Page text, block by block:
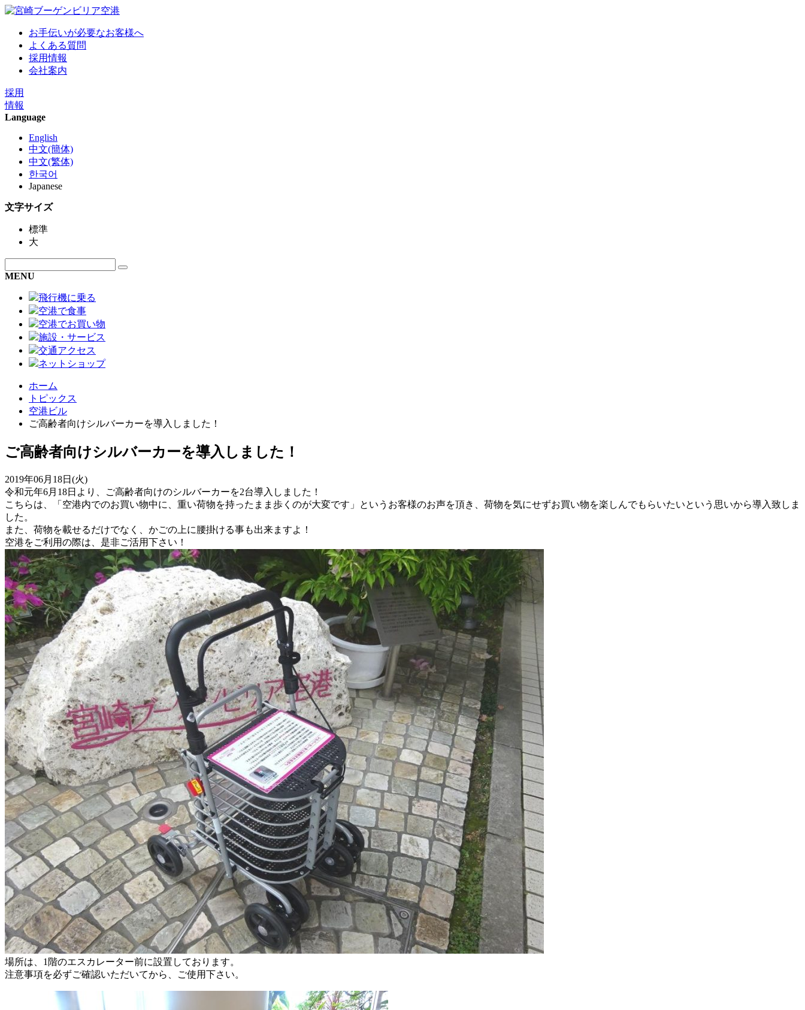
お手伝いが必要なお客様へ
よくある質問
採用情報
会社案内
採用
情報
Language
English
中文(簡体)
中文(繁体)
한국어
Japanese
文字サイズ
標準
大
MENU
飛行機に乗る
空港で食事
空港でお買い物
施設・サービス
交通アクセス
ネットショップ
ホーム
トピックス
空港ビル
ご高齢者向けシルバーカーを導入しました！
ご高齢者向けシルバーカーを導入しました！
2019年06月18日(火)
令和元年6月18日より、ご高齢者向けのシルバーカーを2台導入しました！
こちらは、「空港内でのお買い物中に、重い荷物を持ったまま歩くのが大変です」というお客様のお声を頂き、荷物を気にせずお買い物を楽しんでもらいたいという思いから導入致しま
した。
また、荷物を載せるだけでなく、かごの上に腰掛ける事も出来ますよ！
空港をご利用の際は、是非ご活用下さい！
場所は、1階のエスカレーター前に設置しております。
注意事項を必ずご確認いただいてから、ご使用下さい。